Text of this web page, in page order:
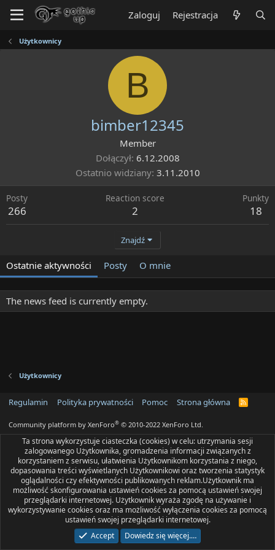
Zaloguj Rejestracja
Użytkownicy
B
bimber12345
Member
Dołączył 6.12.2008
Ostatnio widziany 3.11.2010
Posty
266
Reaction score
2
Punkty
18
Znajdź
Ostatnie aktywności Posty O mnie
The news feed is currently empty.
Użytkownicy
Regulamin Polityka prywatności Pomoc Strona główna
R
Community platform by XenForo® © 2010-2022 XenForo Ltd.
Ta strona wykorzystuje ciasteczka (cookies) w celu: utrzymania sesji
zalogowanego Użytkownika, gromadzenia informacji związanych z
korzystaniem z serwisu, ułatwienia Użytkownikom korzystania z niego,
dopasowania treści wyświetlanych Użytkownikowi oraz tworzenia statystyk
oglądalności czy efektywności publikowanych reklam.Użytkownik ma
możliwość skonfigurowania ustawień cookies za pomocą ustawień swojej
przeglądarki internetowej. Użytkownik wyraża zgodę na używanie i
wykorzystywanie cookies oraz ma możliwość wyłączenia cookies za pomocą
ustawień swojej przeglądarki internetowej.
Accept
Dowiedz się więcej.…